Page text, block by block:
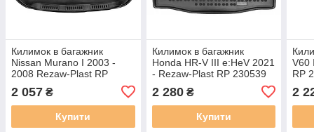
Килимок в багажник
Nissan Murano I 2003 -
2008 Rezaw-Plast RP
2 057 ₴
Купити
Килимок в багажник
Honda HR-V III e:HeV 2021
- Rezaw-Plast RP 230539
2 280₴
Купити
V60
RP
2